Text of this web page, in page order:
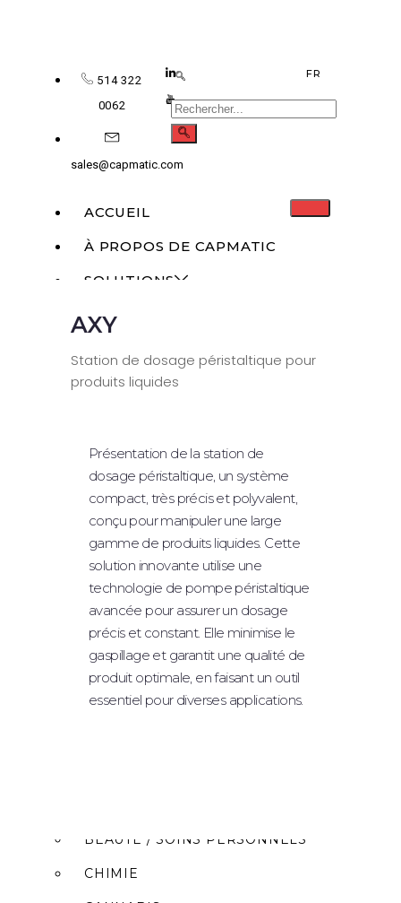
514 322
0062
sales@capmatic.com
FR
ACCUEIL
À PROPOS DE CAPMATIC
SOLUTIONS
MONOBLOC
REMPLISSAGE LIQUIDE
DOSAGE DE SOLIDES
BOUCHAGE ET CAPSULAGE
ÉTIQUETAGE
SYSTÈME ROBOTIQUE
MACHINES DE TABLE
ÉQUIPEMENT OPTIONNEL
INDUSTRIES
PHARMACEUTIQUE /
NUTRACEUTIQUE
BEAUTÉ / SOINS PERSONNELS
CHIMIE
AXY
Station de dosage péristaltique pour
produits liquides
Présentation de la station de
dosage péristaltique, un système
compact, très précis et polyvalent,
conçu pour manipuler une large
gamme de produits liquides. Cette
solution innovante utilise une
technologie de pompe péristaltique
avancée pour assurer un dosage
précis et constant. Elle minimise le
gaspillage et garantit une qualité de
produit optimale, en faisant un outil
essentiel pour diverses applications.